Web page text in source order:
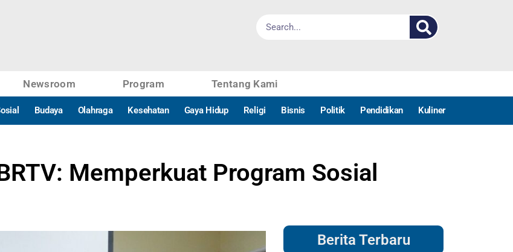
Newsroom Program Tentang Kami
Budaya Olahraga Kesehatan Gaya Hidup Religi Bisnis Politik Pendidikan Kuliner
Memperkuat Program Sosial
Berita Terbaru